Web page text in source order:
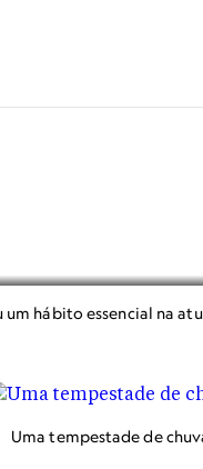
um hábito essencial na
Uma tempestade de